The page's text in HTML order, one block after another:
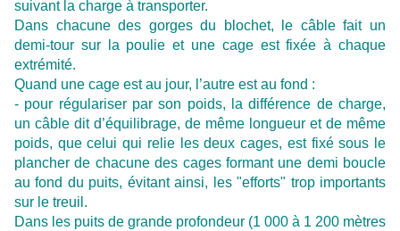
suivant la charge à transporter.
Dans chacune des gorges du blochet, le câble fait un
demi-tour sur la poulie et une cage est fixée à chaque
extrémité.
Quand une cage est au jour, l’autre est au fond :
- pour régulariser par son poids, la différence de charge,
un câble dit d’équilibrage, de même longueur et de même
poids, que celui qui relie les deux cages, est fixé sous le
plancher de chacune des cages formant une demi boucle
au fond du puits, évitant ainsi, les "efforts" trop importants
sur le treuil.
Dans les puits de grande profondeur (1 000 à 1 200 mètres